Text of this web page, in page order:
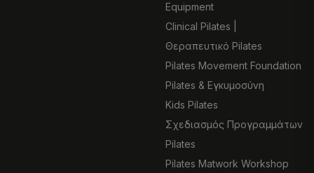
Equipment
Clinical Pilates |
Θεραπευτικό Pilates
Pilates Movement Foundation
Pilates & Εγκυμοσύνη
Kids Pilates
Σχεδιασμός Προγραμμάτων
Pilates
Pilates Matwork Workshop